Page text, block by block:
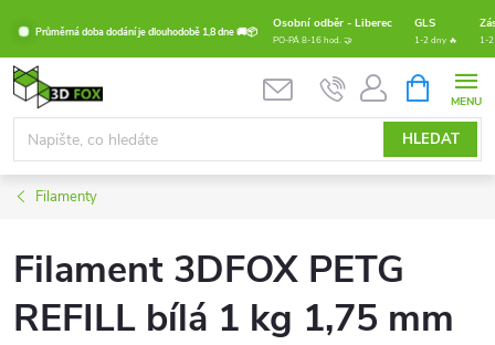
obsah
Průměrná doba dodání je dlouhodobě 1,8 dne 🚚📦
Osobní odběr - Liberec GLS
PO-PÁ 8-16 hod. 🤝 1-2 dny 🔥 1-
HLEDAT
NÁKUPNÍ
KOŠÍK
Filamenty
Filament 3DFOX PETG
REFILL bílá 1 kg 1,75 mm